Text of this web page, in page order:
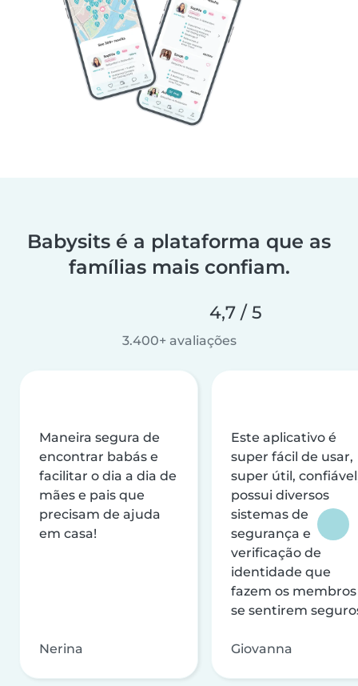
Babysits é a plataforma que as
famílias mais confiam.
4,7 / 5
3.400+ avaliações
Maneira segura de
encontrar babás e
facilitar o dia a dia de
mães e pais que
precisam de ajuda
em casa!
Nerina
Este aplicativo é
super fácil de usar,
super útil,
possui diversos
sistemas de
segurança e
verificação de
identidade que
fazem os membros
se sentirem
Giovanna